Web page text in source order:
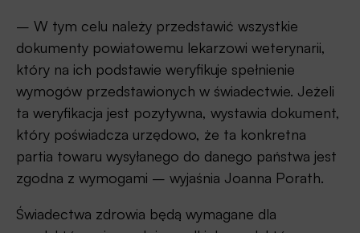
– W tym celu należy przedstawić wszystkie
dokumenty powiatowemu lekarzowi weterynarii,
który na ich podstawie weryfikuje spełnienie
wymogów przedstawionych w świadectwie. Jeżeli
ta weryfikacja jest pozytywna, wystawia dokument,
który poświadcza urzędowo, że ta konkretna
partia towaru wysyłanego do danego państwa jest
zgodna z wymogami – wyjaśnia Joanna Porath.
Świadectwa zdrowia będą wymagane dla